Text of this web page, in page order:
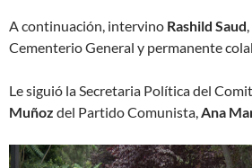
A continuación, intervino Rashild Saud
Cementerio General y permanente
Le siguió la Secretaria Política del
Muñoz del Partido Comunista,Ana